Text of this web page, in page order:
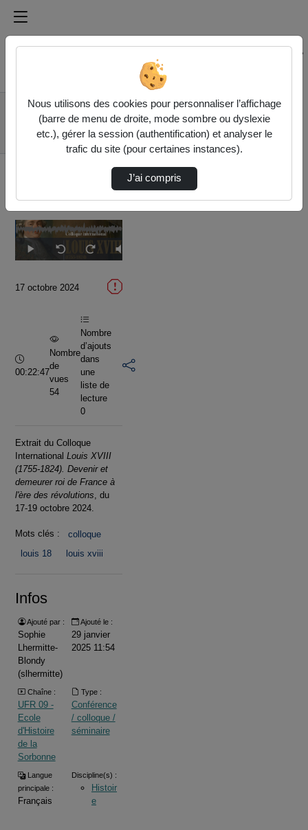
Médiathèque de l'université Paris
Rechercher un média sur Médiathèque de l'université
Accueil
Vidéos
>Clément WEISS
(Paris 1 Panthéon-
Sorbonne, I…
Lecture
Seek
back
Seek
forward
17 octobre 2024
Durée :
00:22:47
Nombre
de
vues
54
Nombre
d’ajouts
dans
une
liste de
lecture
0
Extrait du Colloque
International Louis XVIII
(1755-1824). Devenir et
demeurer roi de France à
l'ère des révolutions , du
17-19 octobre 2024.
Mots clés :
colloque
louis 18
louis xviii
Infos
Ajouté par :
Sophie
Lhermitte-
Blondy
(slhermitte)
Ajouté le :
29 janvier
2025 11:54
Chaîne :
UFR 09 -
Ecole
d'Histoire
de la
Sorbonne
Type :
Conférence
/ colloque /
séminaire
Langue
principale :
Français
Discipline(s) :
Histoir
e
Nous utilisons des cookies pour personnaliser l’affichage
(barre de menu de droite, mode sombre ou dyslexie
etc.), gérer la session (authentification) et analyser le
trafic du site (pour certaines instances).
J’ai compris